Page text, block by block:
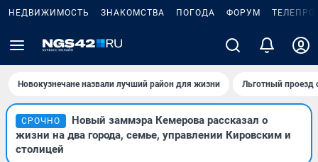
НЕДВИЖИМОСТЬ ЗНАКОМСТВА ПОГОДА ФОРУМ
Новокузнечане назвали лучший район для жизни Льготный проезд
СРОЧНО
Новый заммэра Кемерова рассказал о
жизни на два города, семье, управлении Кировским и
столицей